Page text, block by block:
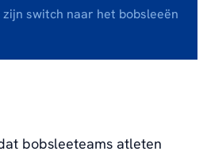
switch naar het bobsleeën
bobsleeteams atleten